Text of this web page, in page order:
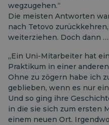
wegzugehen.“
Die meisten Antworten
nach Tetovo
weiterziehen. Doch dann
„Ein Uni-Mitarbeiter hat
Praktikum in einer
Ohne zu zögern habe ich
geblieben, wenn es nur
Und so ging ihre
in die sie sich zum ersten
einem neuen Ort.